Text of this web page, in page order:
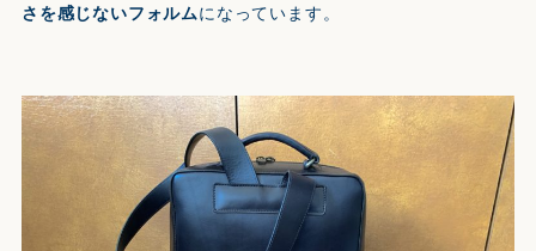
さを感じないフォルムになっています。